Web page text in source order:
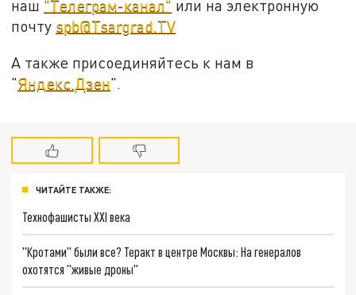
наш "Телеграм-канал" или на электронную
почту spb@Tsargrad.TV
А также присоединяйтесь к нам в
"Яндекс.Дзен".
ЧИТАЙТЕ ТАКЖЕ:
Технофашисты XXI века
"Кротами" были все? Теракт в центре Москвы: На генералов
охотятся "живые дроны"